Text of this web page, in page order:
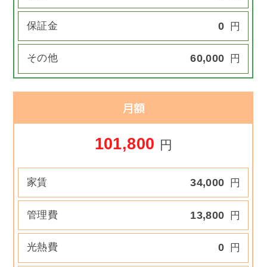
保証金 0 円
その他 60,000 円
月額
101,800 円
家賃 34,000 円
管理費 13,800 円
光熱費 0 円